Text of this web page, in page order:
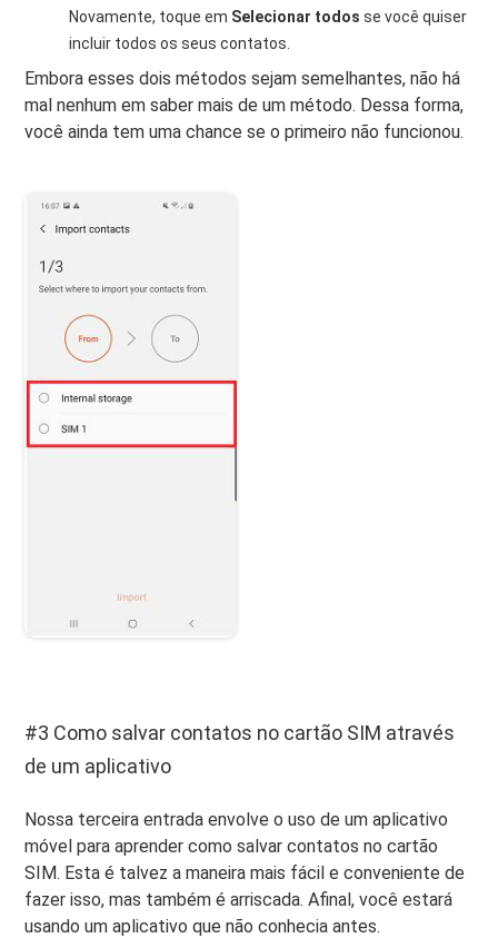
Novamente, toque em Selecionar todosse você quiser
incluir todos os seus contatos.
Embora esses dois métodos sejam semelhantes, não há
mal nenhum em saber mais de um método. Dessa forma,
você ainda tem uma chance se o primeiro não funcionou.
#3 Como salvar contatos no cartão SIM através
de um aplicativo
Nossa terceira entrada envolve o uso de um aplicativo
móvel para aprender como salvar contatos no cartão
SIM. Esta é talvez a maneira mais fácil e conveniente de
fazer isso, mas também é arriscada. Afinal, você estará
usando um aplicativo que não conhecia antes.